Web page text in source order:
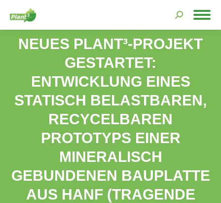
Search:
NEUES PLANT³-PROJEKT
GESTARTET:
ENTWICKLUNG EINES
STATISCH BELASTBAREN,
RECYCELBAREN
PROTOTYPS EINER
MINERALISCH
GEBUNDENEN BAUPLATTE
AUS HANF (TRAGENDE